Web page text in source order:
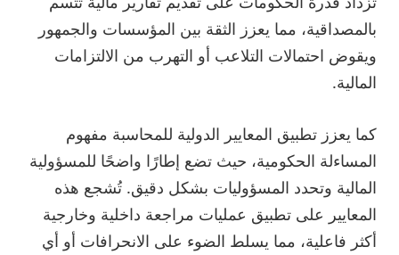
بالمصداقية، مما يعزز الثقة بين المؤسسات والجمهور
ويقوض احتمالات التلاعب أو التهرب من الالتزامات
المالية.
كما يعزز تطبيق المعايير الدولية للمحاسبة مفهوم
المساءلة الحكومية، حيث تضع إطارًا واضحًا للمسؤولية
المالية وتحدد المسؤوليات بشكل دقيق. تُشجع هذه
المعايير على تطبيق عمليات مراجعة داخلية وخارجية
أكثر فاعلية، مما يسلط الضوء على الانحرافات أو أي